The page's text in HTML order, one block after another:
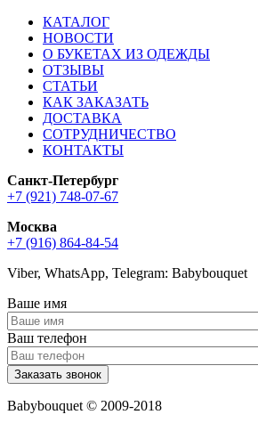
КАТАЛОГ
НОВОСТИ
О БУКЕТАХ ИЗ ОДЕЖДЫ
ОТЗЫВЫ
СТАТЬИ
КАК ЗАКАЗАТЬ
ДОСТАВКА
СОТРУДНИЧЕСТВО
КОНТАКТЫ
Санкт-Петербург
+7 (921) 748-07-67
Москва
+7 (916) 864-84-54
Viber, WhatsApp, Telegram: Babybouquet
Ваше имя
Ваш телефон
Babybouquet © 2009-2018